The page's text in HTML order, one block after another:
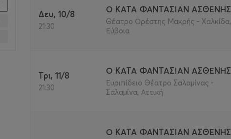
Δευ, 10/8
21:30
Ο ΚΑΤΑ ΦΑΝΤΑΣΙΑΝ ΑΣΘΕΝΗΣ
Θέατρο Ορέστης Μακρής - Χαλκίδα,
Εύβοια
Τρι, 11/8
21:30
Ο ΚΑΤΑ ΦΑΝΤΑΣΙΑΝ ΑΣΘΕΝΗΣ
Ευριπίδειο Θέατρο Σαλαμίνας -
Σαλαμίνα, Αττική
Ο ΚΑΤΑ ΦΑΝΤΑΣΙΑΝ ΑΣΘΕΝΗΣ